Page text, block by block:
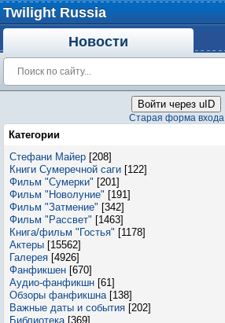
Twilight Russia
Новости
Войти через uID
Старая форма входа
Категории
Стефани Майер [208]
Книги Сумеречной саги [122]
Фильм "Сумерки" [201]
Фильм "Новолуние" [191]
Фильм "Затмение" [342]
Фильм "Рассвет" [1463]
Книга/фильм "Гостья" [1178]
Актеры [15562]
Галерея [4926]
Фанфикшен [670]
Аудио-фанфикшн [61]
Обзоры фанфикшна [138]
Важные даты и события [202]
Библиотека [369]